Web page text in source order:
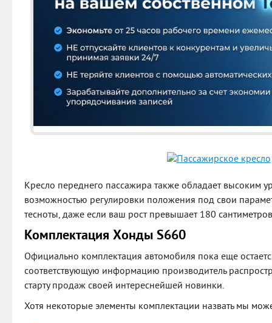
Кресло переднего пассажира также обладает высоким
возможностью регулировки положения под свои
тесноты, даже если ваш рост превышает 180
Комплектация Хонды S660
Официально комплектация автомобиля пока еще
соответствующую информацию производитель
старту продаж своей интереснейшей новинки.
Хотя некоторые элементы комплектации назвать мы